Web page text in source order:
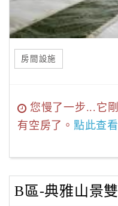
房間設施
您慢了一步...它
有空房了。 點此查
B區-典雅山景